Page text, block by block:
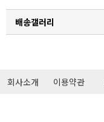
배송갤러리
회사소개 이용약관